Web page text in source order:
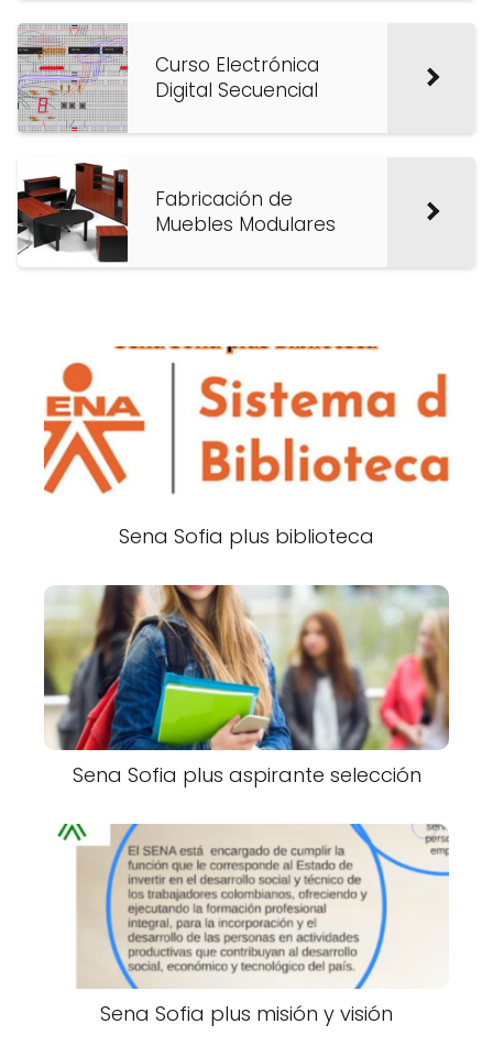
Curso Electrónica
Digital Secuencial
Fabricación de
Muebles Modulares
Sena Sofia plus biblioteca
Sena Sofia plus aspirante selección
Sena Sofia plus misión y visión